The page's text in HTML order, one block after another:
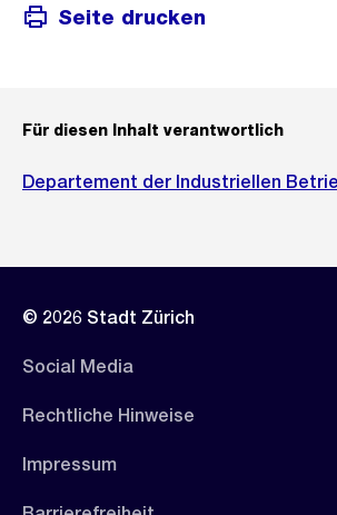
Seite drucken
Für diesen Inhalt verantwortlich
Departement der Industriellen
© 2026 Stadt Zürich
Social Media
Rechtliche Hinweise
Impressum